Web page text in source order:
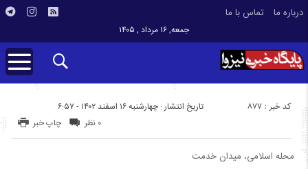
درباره ما تماس با ما
جمعه, ۱۶ مرداد , ۱۴۰۵
تاریخ انتشار : چهارشنبه ۱۶ اسفند ۱۴۰۲ - ۶:۵۷ کد خبر : 877
چاپ خبر ۰ نظر
محله اسلامی، میدان خدمت